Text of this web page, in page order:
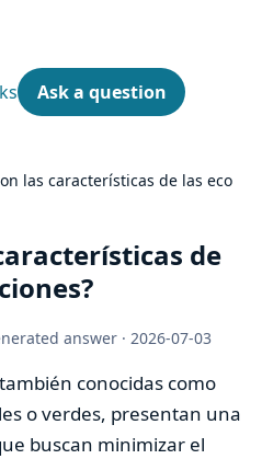
Ask a question
las características de las eco
de
answer ·2026-07-03
conocidas como
o verdes, presentan una
buscan minimizar el